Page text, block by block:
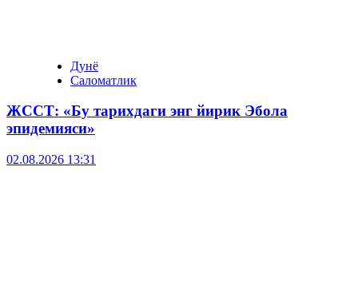
Дунё
Саломатлик
ЖССТ: «Бу тарихдаги энг йирик Эбола
эпидемияси»
02.08.2026 13:31